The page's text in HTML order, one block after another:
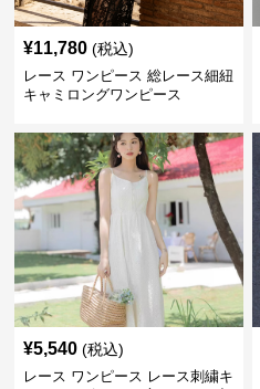
¥11,780 (税込)
レース ワンピース 総レース細紐
キャミロングワンピース
¥5,540 (税込)
レース ワンピース レース刺繍キ